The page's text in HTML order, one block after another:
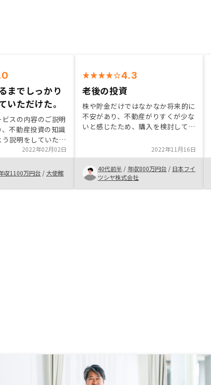
までしっかり
いただけた。
ビスの内容のご説明
不動産投資の知識
説明をしていただ
理解を深めた上で契
した。気になる点
等）にもしっかり
り、安心だなと思
をしながらでの検
2022年02月02日
収1100万円台 / 大使館
4.3
老後の投資
株や貯金だけではなかなか将来的に
不安があり、不動産がりすくが少な
いと感じたため、購入を検討してい
ともあり、検討していたため、購入
に至った。担当のかたは以前検討段
階からお付き合いのある方で説明が
わかりやすくよかった。
2022年11月16日
40代前半 / 年収800万円台 / 日本フイ
ツシヤ株式会社